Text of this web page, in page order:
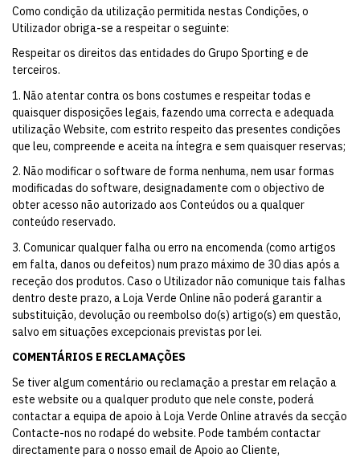
Como condição da utilização permitida nestas Condições, o
Utilizador obriga-se a respeitar o seguinte:
Respeitar os direitos das entidades do Grupo Sporting e de
terceiros.
1. Não atentar contra os bons costumes e respeitar todas e
quaisquer disposições legais, fazendo uma correcta e adequada
utilização Website, com estrito respeito das presentes condições
que leu, compreende e aceita na íntegra e sem quaisquer reservas;
2. Não modificar o software de forma nenhuma, nem usar formas
modificadas do software, designadamente com o objectivo de
obter acesso não autorizado aos Conteúdos ou a qualquer
conteúdo reservado.
3. Comunicar qualquer falha ou erro na encomenda (como artigos
em falta, danos ou defeitos) num prazo máximo de 30 dias após a
receção dos produtos. Caso o Utilizador não comunique tais falhas
dentro deste prazo, a Loja Verde Online não poderá garantir a
substituição, devolução ou reembolso do(s) artigo(s) em questão,
salvo em situações excepcionais previstas por lei.
COMENTÁRIOS E RECLAMAÇÕES
Se tiver algum comentário ou reclamação a prestar em relação a
este website ou a qualquer produto que nele conste, poderá
contactar a equipa de apoio à Loja Verde Online através da secção
Contacte-nos no rodapé do website. Pode também contactar
directamente para o nosso email de Apoio ao Cliente,